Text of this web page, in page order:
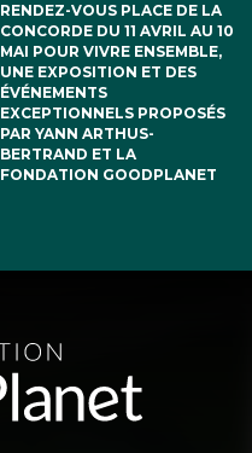
RENDEZ-VOUS PLACE DE LA
CONCORDE DU 11 AVRIL AU 10
MAI POUR VIVRE ENSEMBLE,
UNE EXPOSITION ET DES
ÉVÉNEMENTS
EXCEPTIONNELS PROPOSÉS
PAR YANN ARTHUS-
BERTRAND ET LA
FONDATION GOODPLANET